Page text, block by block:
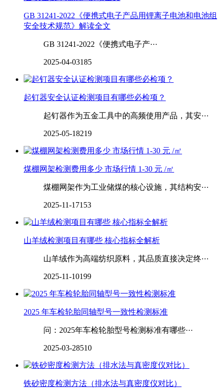
GB 31241-2022《便携式电子产品用锂离子电池和电池组
安全技术规范》解读全文
GB 31241-2022《便携式电子产···
2025-04-03185
起钉器安全认证检测项目有哪些必检项？
起钉器作为五金工具中的高频使用产品，其安···
2025-05-18219
煤棚网架检测费用多少 市场行情 1-30 元 /㎡
煤棚网架作为工业储煤的核心设施，其结构安···
2025-11-17153
山羊绒检测项目有哪些 核心指标全解析
山羊绒作为高端纺织原料，其品质直接决定终···
2025-11-10199
2025 年车检轮胎同轴型号一致性检测标准
问：2025年车检轮胎型号检测标准有哪些···
2025-03-28510
铁砂密度检测方法（排水法与真密度仪对比）